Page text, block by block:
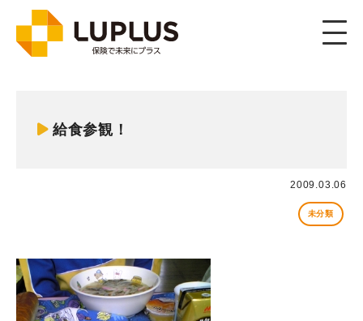
Member メンバー
給食参観！
2009.03.06
未分類